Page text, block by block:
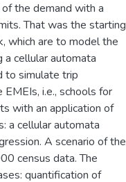
the demand with a
That was the starting
which are to model the
a cellular automata
to simulate trip
i.e., schools for
with an application of
a cellular automata
A scenario of the
census data. The
quantification of